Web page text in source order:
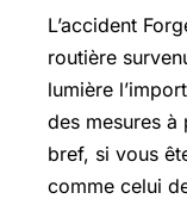
L’accident
routière
lumière
des mesures à
bref, si vous
comme celui